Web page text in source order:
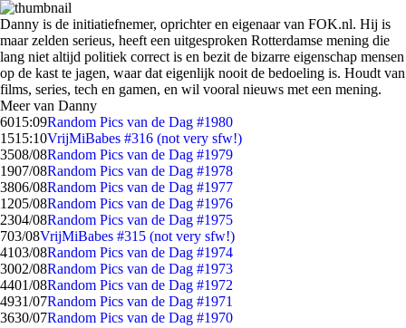
Danny is de initiatiefnemer, oprichter en eigenaar van FOK.nl. Hij is
maar zelden serieus, heeft een uitgesproken Rotterdamse mening die
lang niet altijd politiek correct is en bezit de bizarre eigenschap mensen
op de kast te jagen, waar dat eigenlijk nooit de bedoeling is. Houdt van
films, series, tech en gamen, en wil vooral nieuws met een mening.
Meer van Danny
6015:09Random Pics van de Dag #1980
1515:10VrijMiBabes #316 (not very sfw!)
3508/08Random Pics van de Dag #1979
1907/08Random Pics van de Dag #1978
3806/08Random Pics van de Dag #1977
1205/08Random Pics van de Dag #1976
2304/08Random Pics van de Dag #1975
703/08VrijMiBabes #315 (not very sfw!)
4103/08Random Pics van de Dag #1974
3002/08Random Pics van de Dag #1973
4401/08Random Pics van de Dag #1972
4931/07Random Pics van de Dag #1971
3630/07Random Pics van de Dag #1970